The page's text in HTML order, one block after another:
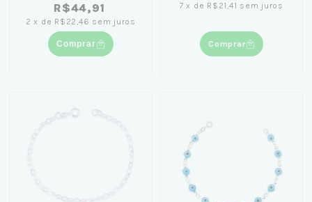
R$44,91
2 x de R$22,46 sem juros
Comprar
7 x de R$21,41 sem juros
Comprar